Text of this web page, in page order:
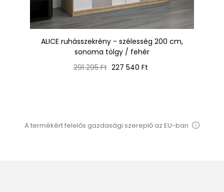
ALICE ruhásszekrény - szélesség 200 cm,
sonoma tölgy / fehér
Normál
291 295 Ft Ár
227 540 Ft
A termékért felelős gazdasági szereplő az EU-ban